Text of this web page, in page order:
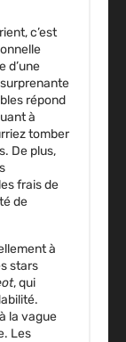
c’est
d’une
répond
à
tomber
De plus,
frais de
de
à
stars
, qui
la vague
Les